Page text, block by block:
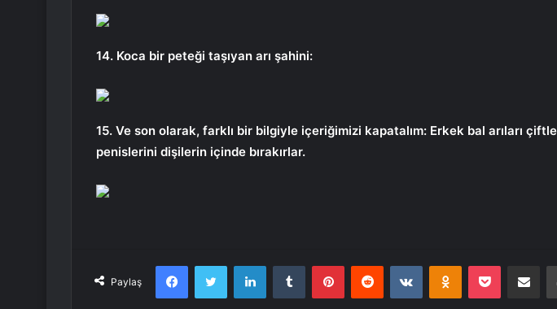
14. Koca bir peteği taşıyan arı şahini:
15. Ve son olarak, farklı bir bilgiyle içeriğimizi kapatalım: Erkek bal arıları
penislerini dişilerin içinde bırakırlar.
Paylaş
FacebookTwitter LinkedInTumblr PinterestReddit VKontakteOdnoklassniki
Pocket E-